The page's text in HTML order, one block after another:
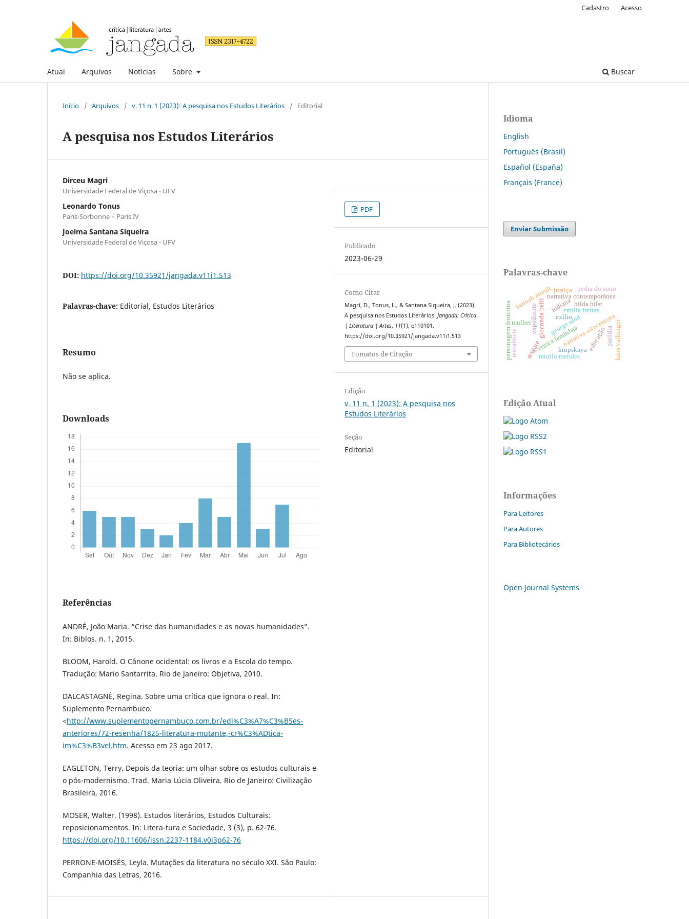
Atual Arquivos Notícias Sobre Buscar
Cadastro Acesso
Início / Arquivos / v. 11 n. 1 (2023): A pesquisa nos Estudos Literários / Editorial
A pesquisa nos Estudos Literários
Dirceu Magri
Universidade Federal de Viçosa - UFV
Leonardo Tonus
Paris-Sorbonne – Paris IV
Joelma Santana Siqueira
Universidade Federal de Viçosa - UFV
DOI: https://doi.org/10.35921/jangada.v11i1.513
Palavras-chave: Editorial, Estudos Literários
Resumo
Não se aplica.
Downloads
Referências
ANDRÉ, João Maria. “Crise das humanidades e as novas humanidades”.
In: Biblos. n. 1, 2015.
BLOOM, Harold. O Cânone ocidental: os livros e a Escola do tempo.
Tradução: Mario Santarrita. Rio de Janeiro: Objetiva, 2010.
DALCASTAGNÈ, Regina. Sobre uma crítica que ignora o real. In:
Suplemento Pernambuco.
<http://www.suplementopernambuco.com.br/edi%C3%A7%C3%B5es-
anteriores/72-resenha/1825-literatura-mutante,-cr%C3%ADtica-
im%C3%B3vel.htm. Acesso em 23 ago 2017.
EAGLETON, Terry. Depois da teoria: um olhar sobre os estudos culturais e
o pós-modernismo. Trad. Maria Lúcia Oliveira. Rio de Janeiro: Civilização
Brasileira, 2016.
MOSER, Walter. (1998). Estudos literários, Estudos Culturais:
reposicionamentos. In: Litera-tura e Sociedade, 3 (3), p. 62-76.
https://doi.org/10.11606/issn.2237-1184.v0i3p62-76
PERRONE-MOISÉS, Leyla. Mutações da literatura no século XXI. São Paulo:
Companhia das Letras, 2016.
PDF
Publicado
2023-06-29
Como Citar
Magri, D., Tonus, L., & Santana Siqueira, J. (2023).
A pesquisa nos Estudos Literários.Jangada: Crítica
| Literatura | Artes, 11(1), e110101.
https://doi.org/10.35921/jangada.v11i1.513
Fomatos de Citação
Edição
v. 11 n. 1 (2023): A pesquisa nos
Estudos Literários
Seção
Editorial
Idioma
English
Português (Brasil)
Español (España)
Français (France)
Enviar Submissão
Palavras-chave
expedientegioconda belli
hannah arendt
george sand
indiana
crítica feminista
personagem feminina narrativa oitocentista
narrativa contemporânea
emília freitas
educação
mulher
hilda hilst
krupskaya
resgate
justiça
paródia
exílio
resistência hans vaihinger
pedra do sono
murilo mendes
Edição Atual
Informações
Para Leitores
Para Autores
Para Bibliotecários
Open Journal Systems